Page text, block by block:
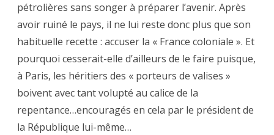
pétrolières sans songer à préparer l’avenir. Après
avoir ruiné le pays, il ne lui reste donc plus que son
habituelle recette : accuser la « France coloniale ». Et
pourquoi cesserait-elle d’ailleurs de le faire puisque,
à Paris, les héritiers des « porteurs de valises »
boivent avec tant volupté au calice de la
repentance…encouragés en cela par le président de
la République lui-même…